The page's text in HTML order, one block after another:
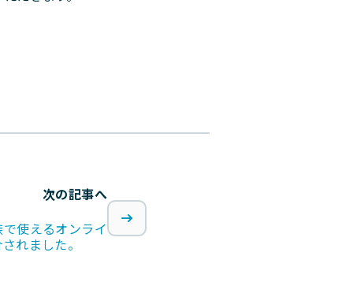
次の記事へ
使えるオンライ
れました。